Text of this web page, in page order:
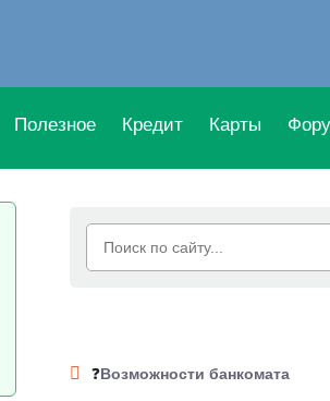
Полезное Кредит Карты
❓Возможности банкомата